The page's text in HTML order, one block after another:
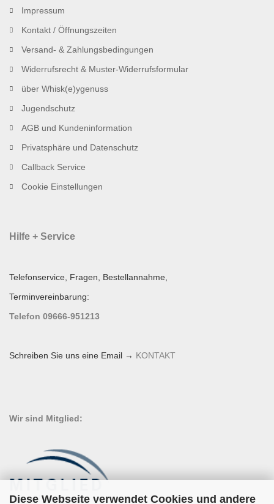
Diese Webseite verwendet Cookies und andere
Impressum
Kontakt / Öffnungszeiten
Versand- & Zahlungsbedingungen
Widerrufsrecht & Muster-Widerrufsformular
über Whisk(e)ygenuss
Jugendschutz
AGB und Kundeninformation
Privatsphäre und Datenschutz
Callback Service
Cookie Einstellungen
Hilfe + Service
Telefonservice, Fragen, Bestellannahme,
Terminvereinbarung:
Telefon 09666-951213
Schreiben Sie uns eine Email → KONTAKT
Wir sind Mitglied: